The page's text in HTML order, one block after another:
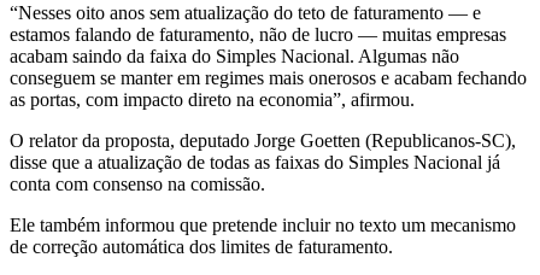
“Nesses oito anos sem atualização do teto de faturamento — e
estamos falando de faturamento, não de lucro — muitas empresas
acabam saindo da faixa do Simples Nacional. Algumas não
conseguem se manter em regimes mais onerosos e acabam fechando
as portas, com impacto direto na economia”, afirmou.
O relator da proposta, deputado Jorge Goetten (Republicanos-SC),
disse que a atualização de todas as faixas do Simples Nacional já
conta com consenso na comissão.
Ele também informou que pretende incluir no texto um mecanismo
de correção automática dos limites de faturamento.